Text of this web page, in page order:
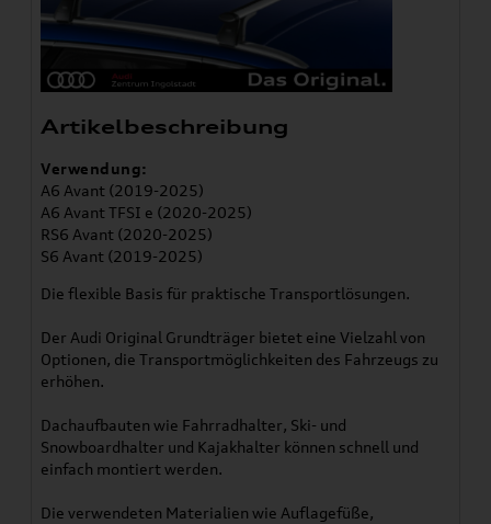
Artikelbeschreibung
Verwendung:
A6 Avant (2019-2025)
A6 Avant TFSI e (2020-2025)
RS6 Avant (2020-2025)
S6 Avant (2019-2025)
Die flexible Basis für praktische Transportlösungen.
Der Audi Original Grundträger bietet eine Vielzahl von
Optionen, die Transportmöglichkeiten des Fahrzeugs zu
erhöhen.
Dachaufbauten wie Fahrradhalter, Ski- und
Snowboardhalter und Kajakhalter können schnell und
einfach montiert werden.
Die verwendeten Materialien wie Auflagefüße,